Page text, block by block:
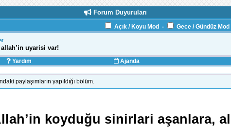
Forum Duyuruları
Açık / Koyu Mod - Gece / Gündüz Mod
uyarisi var!
Yardım Ajanda
paylaşımların yapıldığı bölüm.
koyduğu sinirlari aşanlara,